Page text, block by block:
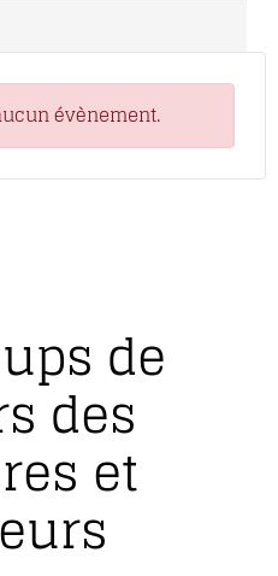
évènement.
de
des
et